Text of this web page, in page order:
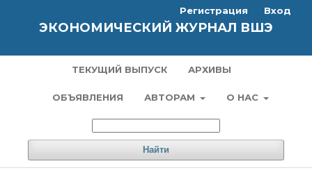
ЭКОНОМИЧЕСКИЙ ЖУРНАЛ ВШЭ
ТЕКУЩИЙ ВЫПУСК АРХИВЫ
ОБЪЯВЛЕНИЯ АВТОРАМ О НАС
Найти
Регистрация Вход